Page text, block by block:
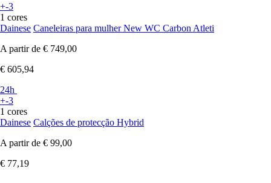
+-3
1 cores
Dainese Caneleiras para mulher New WC Carbon Atleti
A partir de € 749,00
€ 605,94
24h
+-3
1 cores
Dainese Calções de protecção Hybrid
A partir de € 99,00
€ 77,19